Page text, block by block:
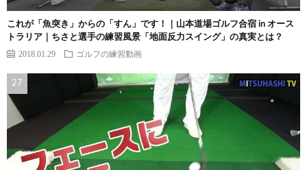
これが「魚突き」からの「すん」です！｜山本道場ゴルフ合宿 in オース
トラリア｜ちさと選手の練習風景「地面反力スイング」の真実とは？
2018.01.29 ゴルフの練習動画